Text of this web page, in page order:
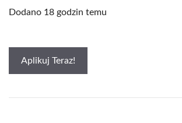
Dodano 18 godzin temu
Aplikuj Teraz!